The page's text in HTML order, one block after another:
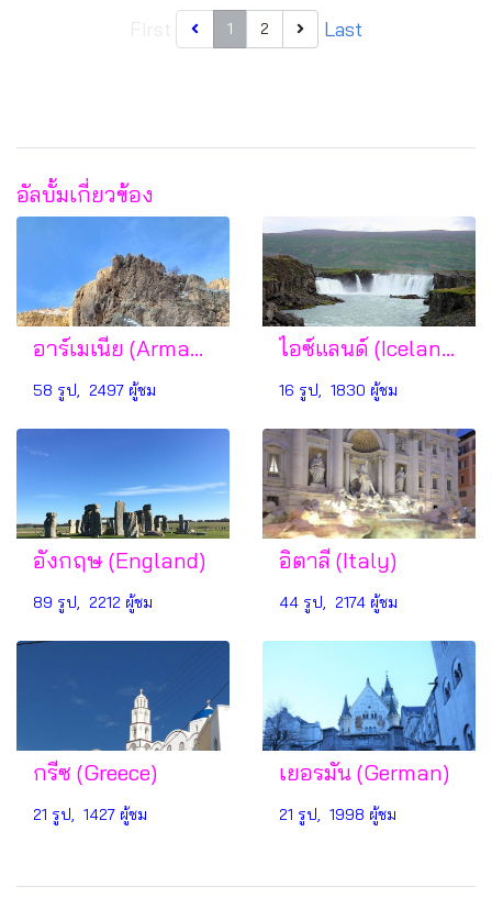
1 2 Last
อัลบั้มเกี่ยวข้อง
อาร์เมเนีย (Armania)
58 รูป, 2497 ผู้ชม
ไอซ์แลนด์ (Iceland)
16 รูป, 1830 ผู้ชม
อังกฤษ (England)
89 รูป, 2212 ผู้ชม
อิตาลี (Italy)
44 รูป, 2174 ผู้ชม
กรีซ (Greece)
21 รูป, 1427 ผู้ชม
เยอรมัน (German)
21 รูป, 1998 ผู้ชม